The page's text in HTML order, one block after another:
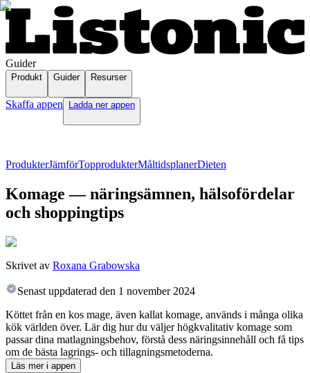
Guider
Produkt Guider Resurser
Skaffa appen Ladda ner appen
ProdukterJämförTopprodukterMåltidsplanerDieten
Komage — näringsämnen, hälsofördelar
och shoppingtips
Skrivet av Roxana Grabowska
Senast uppdaterad den 1 november 2024
Köttet från en kos mage, även kallat komage, används i många olika
kök världen över. Lär dig hur du väljer högkvalitativ komage som
passar dina matlagningsbehov, förstå dess näringsinnehåll och få tips
om de bästa lagrings- och tillagningsmetoderna.
Läs mer i appen